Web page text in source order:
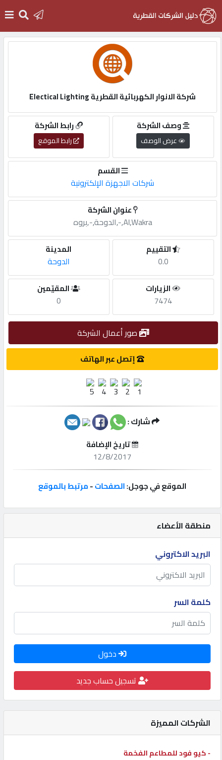
التسجيل
English
أضف
مطلوب
طلب
الاحصائيات
إتصل
إعلانات
المنتدى
كيو
مزاد
كيو
نمبر
كارز
كيو
ماركت
منطقة الأعضاء
البريد الاكتروني
كلمة السر
دخول
تسجيل حساب جديد
الشركات المميزة
- كيو فود للمطاعم الفخمة
شركة الانوار الكهربائية القطرية Electical Lighting
رابط الشركة
رابط الموقع
وصف الشركة
عرض الوصف
القسم
شركات الاجهزة الإلكترونية
عنوان الشركة
Al,Wakra,-,الدوحة,-,بروه
المدينة
الدوحة
التقييم
0.0
المقيّمين
0
الزيارات
7474
صور أعمال الشركة
إتصل عبر الهاتف
شارك :
تاريخ الإضافة
12/8/2017
الموقع في جوجل:الصفحات-مرتبط بالموقع